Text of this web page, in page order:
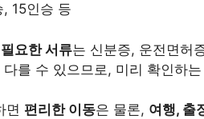
, 15인승 등
필요한 서류는 신분증, 운전면허
를 수 있으므로, 미리 확인하
면 편리한 이동은 물론, 여행, 출